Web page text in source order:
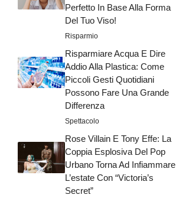
Perfetto In Base Alla Forma
Del Tuo Viso!
Risparmio
Risparmiare Acqua E Dire
Addio Alla Plastica: Come
Piccoli Gesti Quotidiani
Possono Fare Una Grande
Differenza
Spettacolo
Rose Villain E Tony Effe: La
Coppia Esplosiva Del Pop
Urbano Torna Ad Infiammare
L’estate Con “Victoria’s
Secret”